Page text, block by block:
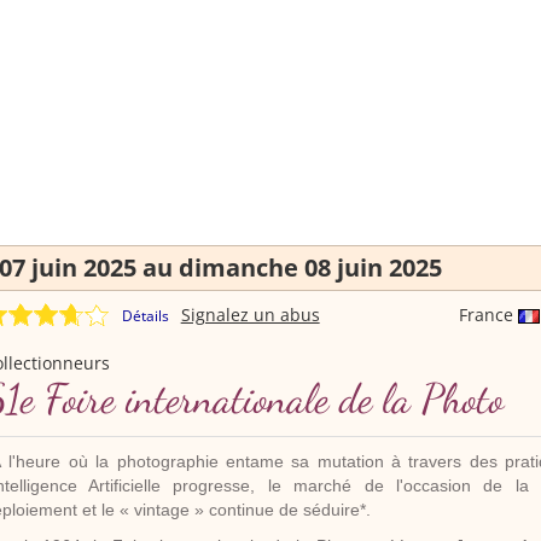
juin 2025 au dimanche 08 juin 2025
Détails France
Signalez un abus
Foire internationale de la Photo
où la photographie entame sa mutation à travers des
Artificielle progresse, le marché de l'occasion de la
et le « vintage » continue de séduire*.